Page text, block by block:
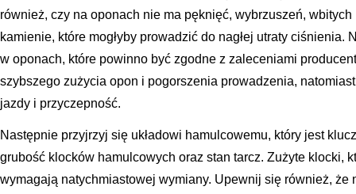
również, czy na oponach nie ma pęknięć, wybrzuszeń,
kamienie, które mogłyby prowadzić do nagłej utraty
w oponach, które powinno być zgodne z zaleceniami
szybszego zużycia opon i pogorszenia prowadzenia,
jazdy i przyczepność.
Następnie przyjrzyj się układowi hamulcowemu, który jest
grubość klocków hamulcowych oraz stan tarcz. Zużyte klocki,
wymagają natychmiastowej wymiany. Upewnij się również, że